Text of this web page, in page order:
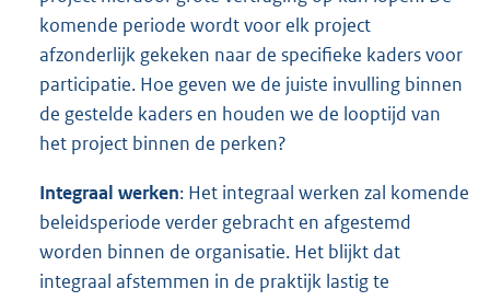
komende periode wordt voor elk project
afzonderlijk gekeken naar de specifieke kaders voor
participatie. Hoe geven we de juiste invulling binnen
de gestelde kaders en houden we de looptijd van
het project binnen de perken?
Integraal werken: Het integraal werken zal komende
beleidsperiode verder gebracht en afgestemd
worden binnen de organisatie. Het blijkt dat
integraal afstemmen in de praktijk lastig te